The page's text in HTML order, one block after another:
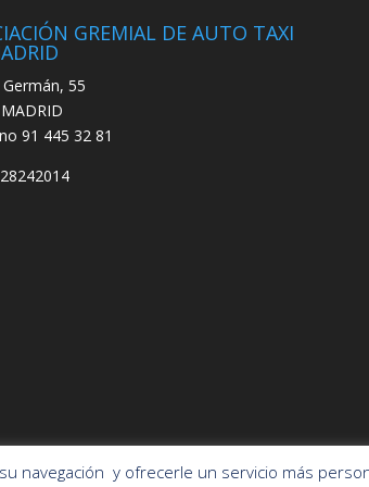
GREMIAL DE AUTO TAXI
55
91 445 32 81
navegación y ofrecerle un servicio más